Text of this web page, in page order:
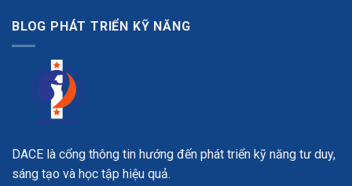
BLOG PHÁT TRIỂN KỸ NĂNG
DACE là cổng thông tin hướng đến phát triển kỹ năng tư duy,
sáng tạo và học tập hiệu quả.